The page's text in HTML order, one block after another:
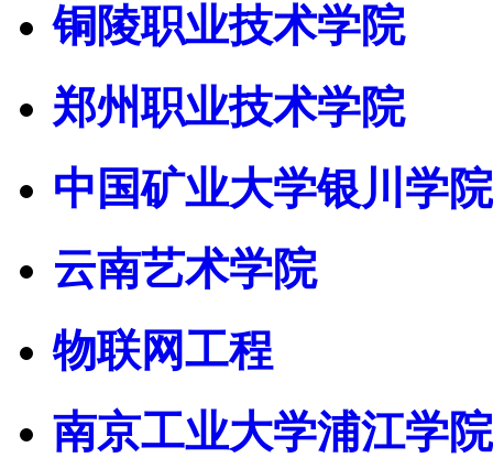
铜陵职业技术学院
郑州职业技术学院
中国矿业大学银川学院
云南艺术学院
物联网工程
南京工业大学浦江学院